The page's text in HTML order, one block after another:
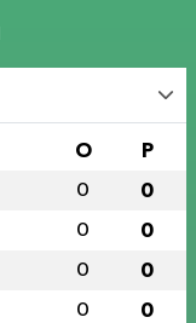
O P
0 0
0 0
0 0
0 0